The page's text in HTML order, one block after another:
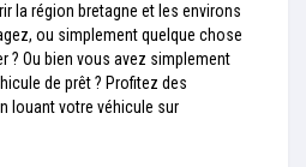
la région bretagne et les environs
ou simplement quelque chose
? Ou bien vous avez simplement
de prêt ? Profitez des
louant votre véhicule sur